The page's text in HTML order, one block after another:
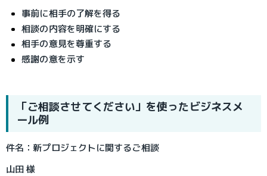
事前に相手の了解を得る
相談の内容を明確にする
相手の意見を尊重する
感謝の意を示す
「ご相談させてください」を使ったビジネスメ
ール例
件名：新プロジェクトに関するご相談
山田 様